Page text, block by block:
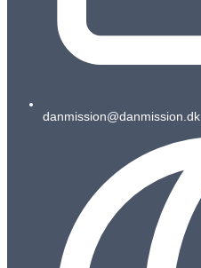
danmission@danmission.dk